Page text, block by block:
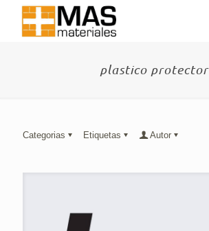
plastico protector
Categorias Etiquetas Autor